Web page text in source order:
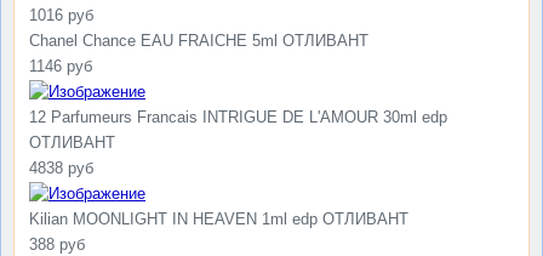
1016 руб
Chanel Chance EAU FRAICHE 5ml ОТЛИВАНТ
1146 руб
12 Parfumeurs Francais INTRIGUE DE L'AMOUR 30ml edp
ОТЛИВАНТ
4838 руб
Kilian MOONLIGHT IN HEAVEN 1ml edp ОТЛИВАНТ
388 руб